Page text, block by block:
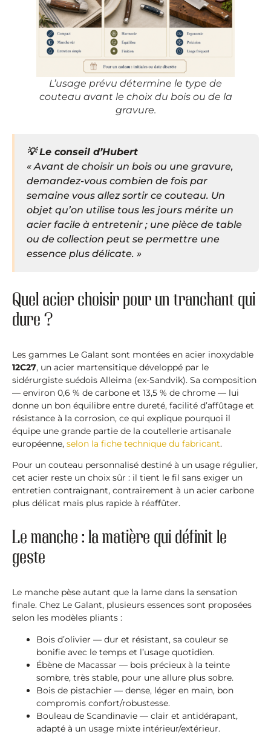
L’usage prévu détermine le type de
couteau avant le choix du bois ou de la
gravure.
💡 Le conseil d’Hubert
« Avant de choisir un bois ou une gravure,
demandez-vous combien de fois par
semaine vous allez sortir ce couteau. Un
objet qu’on utilise tous les jours mérite un
acier facile à entretenir ; une pièce de table
ou de collection peut se permettre une
essence plus délicate. »
Quel acier choisir pour un tranchant qui
dure ?
Les gammes Le Galant sont montées en acier inoxydable
12C27, un acier martensitique développé par le
sidérurgiste suédois Alleima (ex-Sandvik). Sa composition
— environ 0,6 % de carbone et 13,5 % de chrome — lui
donne un bon équilibre entre dureté, facilité d’affûtage et
résistance à la corrosion, ce qui explique pourquoi il
équipe une grande partie de la coutellerie artisanale
européenne, selon la fiche technique du fabricant.
Pour un couteau personnalisé destiné à un usage régulier,
cet acier reste un choix sûr : il tient le fil sans exiger un
entretien contraignant, contrairement à un acier carbone
plus délicat mais plus rapide à réaffûter.
Le manche : la matière qui définit le
geste
Le manche pèse autant que la lame dans la sensation
finale. Chez Le Galant, plusieurs essences sont proposées
selon les modèles pliants :
Bois d’olivier — dur et résistant, sa couleur se
bonifie avec le temps et l’usage quotidien.
Ébène de Macassar — bois précieux à la teinte
sombre, très stable, pour une allure plus sobre.
Bois de pistachier — dense, léger en main, bon
compromis confort/robustesse.
Bouleau de Scandinavie — clair et antidérapant,
adapté à un usage mixte intérieur/extérieur.